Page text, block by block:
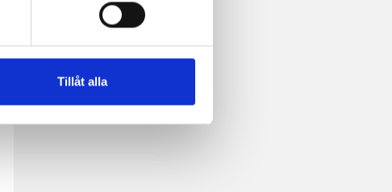
Tillåt alla